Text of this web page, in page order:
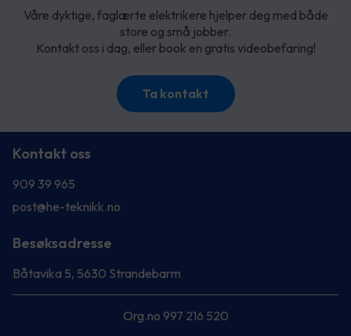
Våre dyktige, faglærte elektrikere hjelper deg med både
store og små jobber.
Kontakt oss i dag, eller book en gratis videobefaring!
Ta kontakt
Kontakt oss
909 39 965
post@he-teknikk.no
Besøksadresse
Båtavika 5, 5630 Strandebarm
Org.no 997 216 520